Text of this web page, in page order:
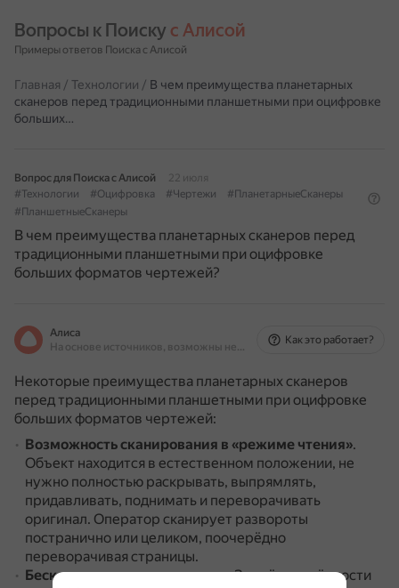
Вопросы к Поиску с Алисой
Примеры ответов Поиска с Алисой
Главная / Технологии / В чем преимущества планетарных
сканеров перед традиционными планшетными при оцифровке
больших…
Вопрос для Поиска с Алисой
22 июля
#Технологии
#Оцифровка #Чертежи
#ПланетарныеСканеры
#ПланшетныеСканеры
В чем преимущества планетарных сканеров перед
традиционными планшетными при оцифровке
больших форматов чертежей?
Алиса
На основе источников, возможны неточности
Как это работает?
Некоторые преимущества планетарных сканеров
перед традиционными планшетными при оцифровке
больших форматов чертежей:
Возможность сканирования в «режиме чтения».
Объект находится в естественном положении, не
нужно полностью раскрывать, выпрямлять,
придавливать, поднимать и переворачивать
оригинал. Оператор сканирует развороты
постранично или целиком, поочерёдно
переворачивая страницы.
Бесконтактное сканирование.За счёт удалённости